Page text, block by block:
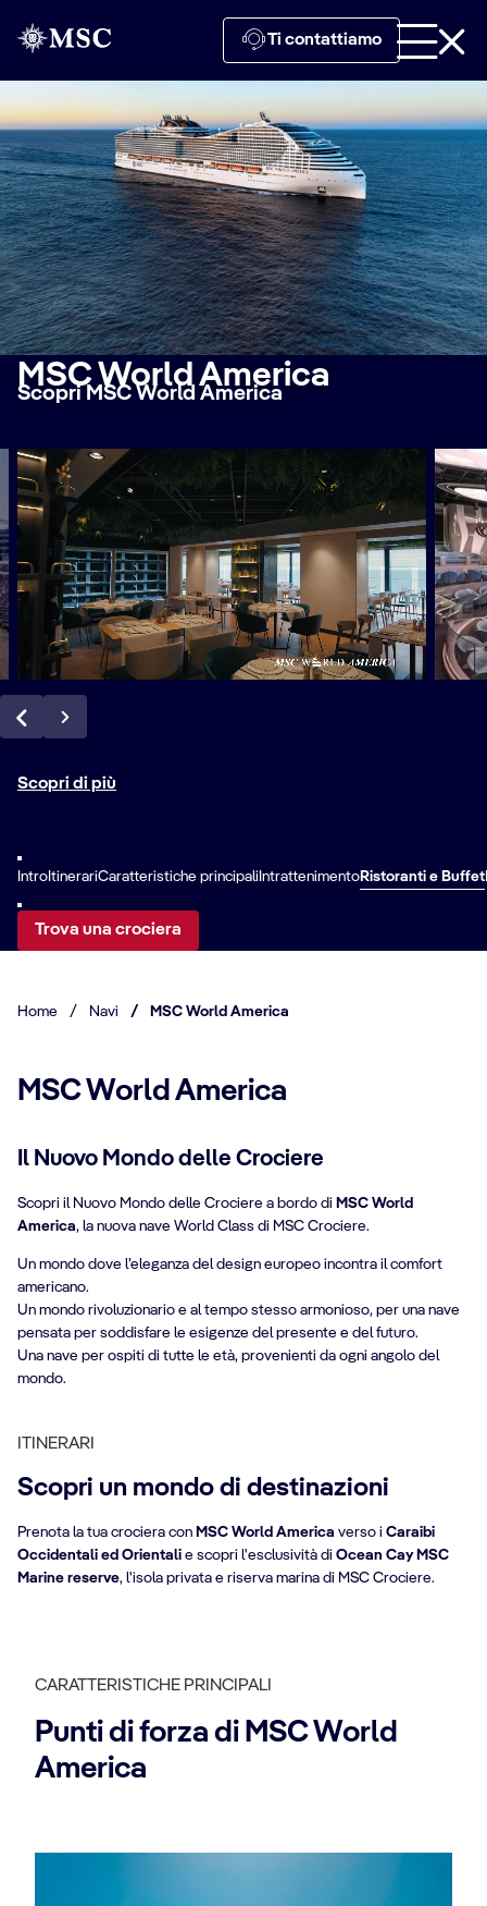
Ti contattiamo
MSC World America
Scopri MSC World America
Scopri di più
Intro ItinerariCaratteristiche principali IntrattenimentoRistoranti e Buffet
Trova una crociera
Home / Navi / MSC World America
MSC World America
Il Nuovo Mondo delle Crociere
Scopri il Nuovo Mondo delle Crociere a bordo di MSC World
America, la nuova nave World Class di MSC Crociere.
Un mondo dove l’eleganza del design europeo incontra il comfort
americano.
Un mondo rivoluzionario e al tempo stesso armonioso, per una nave
pensata per soddisfare le esigenze del presente e del futuro.
Una nave per ospiti di tutte le età, provenienti da ogni angolo del
mondo.
ITINERARI
Scopri un mondo di destinazioni
Prenota la tua crociera con MSC World America verso i Caraibi
Occidentali ed Orientali e scopri l'esclusività di Ocean Cay MSC
Marine reserve, l'isola privata e riserva marina di MSC Crociere.
CARATTERISTICHE PRINCIPALI
Punti di forza di MSC World
America